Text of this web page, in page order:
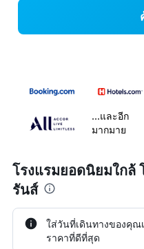
...และอีก
มากมาย
โรงแรมยอดนิยมใกล้
รันส์
ใส่วันที่เดินทางของคุณ
ราคาที่ดีที่สุด